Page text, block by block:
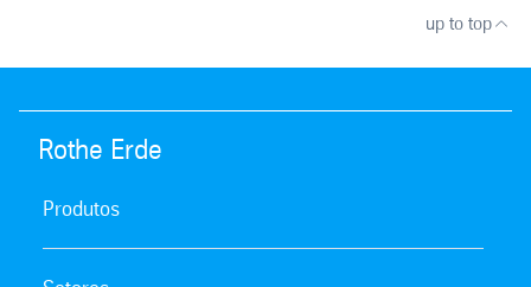
up to top
Rothe Erde
Produtos